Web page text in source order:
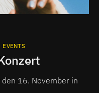
EVENTS
16. November in